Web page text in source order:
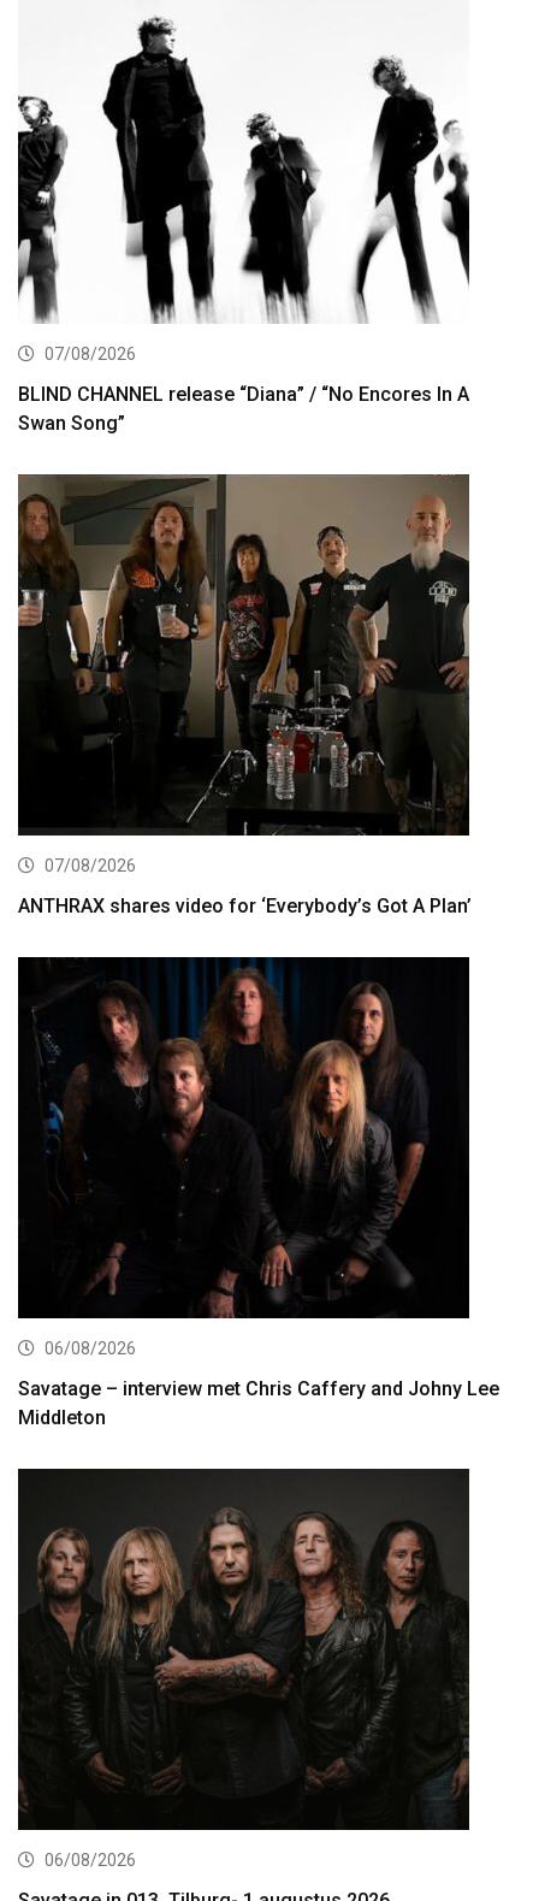
07/08/2026
BLIND CHANNEL release “Diana” / “No Encores In A
Swan Song”
07/08/2026
ANTHRAX shares video for ‘Everybody’s Got A Plan’
06/08/2026
Savatage – interview met Chris Caffery and Johny Lee
Middleton
06/08/2026